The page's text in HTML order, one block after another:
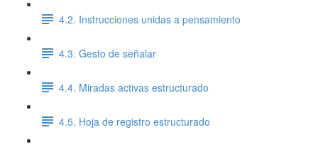
4.2. Instrucciones unidas a pensamiento
4.3. Gesto de señalar
4.4. Miradas activas estructurado
4.5. Hoja de registro estructurado